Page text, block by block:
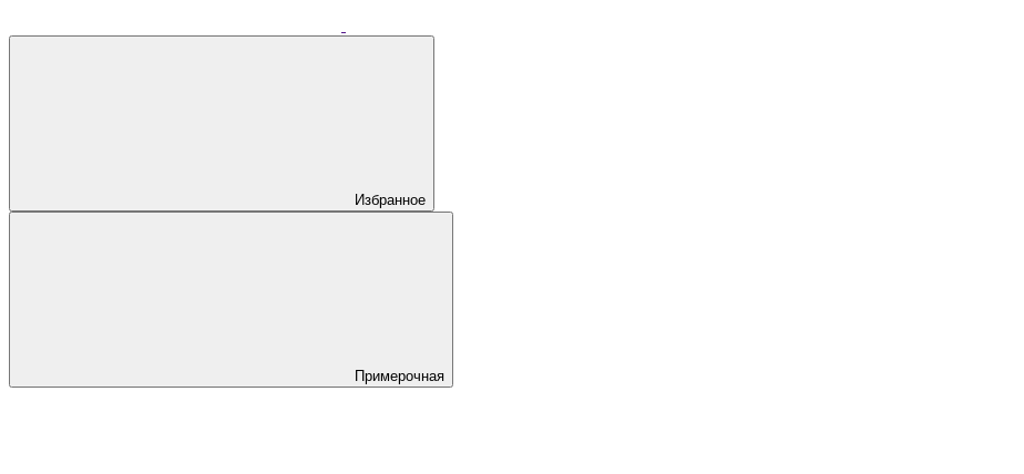
Избранное
Примерочная